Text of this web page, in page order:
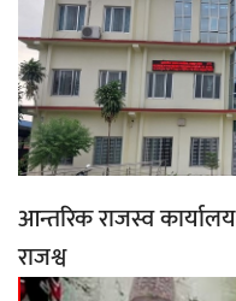
आन्तरिक राजस्व
राजश्व